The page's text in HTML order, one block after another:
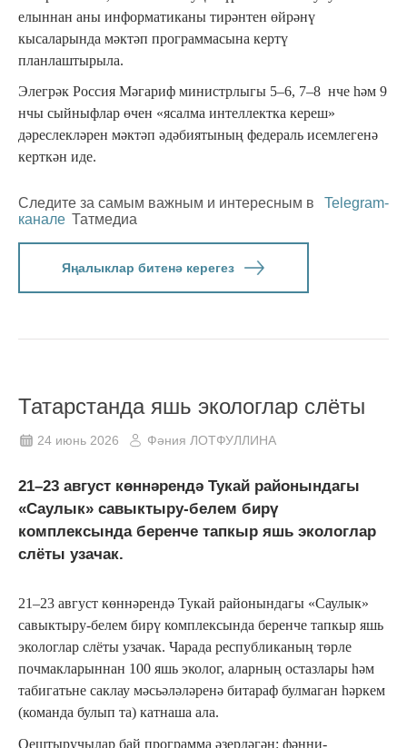
елыннан аны информатиканы тирәнтен өйрәнү
кысаларында мәктәп программасына кертү
планлаштырыла.
Элегрәк Россия Мәгариф министрлыгы 5–6, 7–8 нче һәм 9
нчы сыйныфлар өчен «ясалма интеллектка кереш»
дәреслекләрен мәктәп әдәбиятының федераль исемлегенә
керткән иде.
Следите за самым важным и интересным в
Telegram-
канале Татмедиа
Яңалыклар битенә керегез
Татарстанда яшь экологлар слёты
24 июнь 2026 Фәния ЛОТФУЛЛИНА
21–23 август көннәрендә Тукай районындагы
«Саулык» савыктыру-белем бирү
комплексында беренче тапкыр яшь экологлар
слёты узачак.
21–23 август көннәрендә Тукай районындагы «Саулык»
савыктыру-белем бирү комплексында беренче тапкыр яшь
экологлар слёты узачак. Чарада республиканың төрле
почмакларыннан 100 яшь эколог, аларның остазлары һәм
табигатьне саклау мәсьәләләренә битараф булмаган һәркем
(команда булып та) катнаша ала.
Оештыручылар бай программа әзерләгән: фәнни-